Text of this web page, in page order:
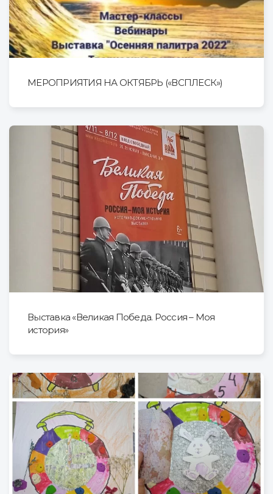
МЕРОПРИЯТИЯ НА ОКТЯБРЬ («ВСПЛЕСК»)
Выставка «Великая Победа. Россия – Моя
история»